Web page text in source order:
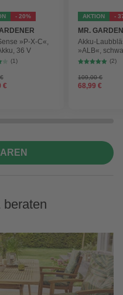
- 20%
»P-X-C«,
36 V
(1)
€
AKTION -
MR.
Akku-
»ALB«,
max.
210 km/h
(2)
109,00 €
68,99 €
beraten